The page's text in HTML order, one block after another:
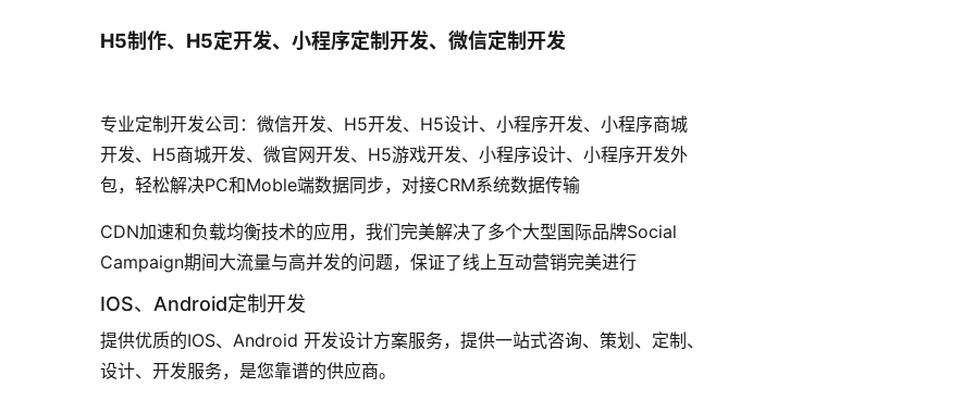
H5制作、H5定开发、小程序定制开发、微信定制开发
专业定制开发公司：微信开发、H5开发、H5设计、小程序开发、小程序商城
开发、H5商城开发、微官网开发、H5游戏开发、小程序设计、小程序开发外
包，轻松解决PC和Moble端数据同步，对接CRM系统数据传输
CDN加速和负载均衡技术的应用，我们完美解决了多个大型国际品牌Social
Campaign期间大流量与高并发的问题，保证了线上互动营销完美进行
IOS、Android定制开发
提供优质的IOS、Android 开发设计方案服务，提供一站式咨询、策划、定制、
设计、开发服务，是您靠谱的供应商。